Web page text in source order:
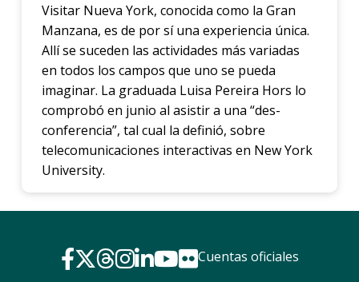
Visitar Nueva York, conocida como la Gran
Manzana, es de por sí una experiencia única.
Allí se suceden las actividades más variadas
en todos los campos que uno se pueda
imaginar. La graduada Luisa Pereira Hors lo
comprobó en junio al asistir a una “des-
conferencia”, tal cual la definió, sobre
telecomunicaciones interactivas en New York
University.
Cuentas oficiales